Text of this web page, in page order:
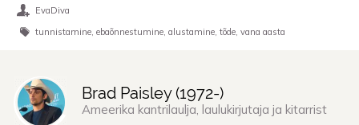
EvaDiva
tunnistamine ebaõnnestumine alustamine tõde vana aasta
Brad Paisley (1972-)
Ameerika kantrilaulja, laulukirjutaja ja kitarrist